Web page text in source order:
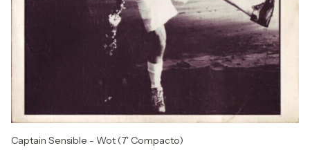
Captain Sensible - Wot (7' Compacto)